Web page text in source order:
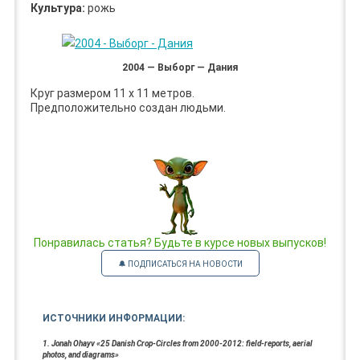
Культура: рожь
2004 — Выборг — Дания
Круг размером 11 х 11 метров.
Предположительно создан людьми.
Понравилась статья? Будьте в курсе новых выпусков!
🔔 ПОДПИСАТЬСЯ НА НОВОСТИ
ИСТОЧНИКИ ИНФОРМАЦИИ:
1. Jonah Ohayv «25 Danish Crop-Circles from 2000-2012: field-reports, aerial
photos, and diagrams»